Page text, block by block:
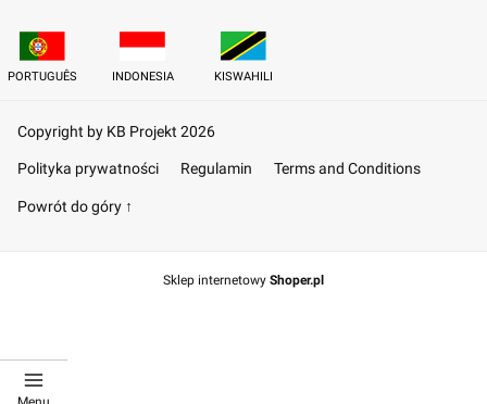
PORTUGUÊS INDONESIA KISWAHILI
Copyright by KB Projekt 2026
Polityka prywatności Regulamin Terms and Conditions
Powrót do góry ↑
Sklep internetowy Shoper.pl